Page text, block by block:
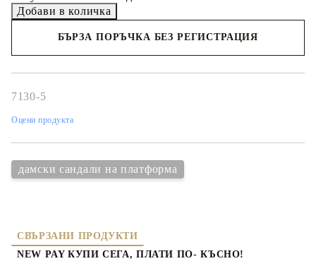
БЪРЗА ПОРЪЧКА БЕЗ РЕГИСТРАЦИЯ
Съгласен съм сполитиката за личните данни
7130-5
Оцени продукта
дамски сандали на платформа
СВЪРЗАНИ ПРОДУКТИ
NEW PAY КУПИ СЕГА, ПЛАТИ ПО- КЪСНО!